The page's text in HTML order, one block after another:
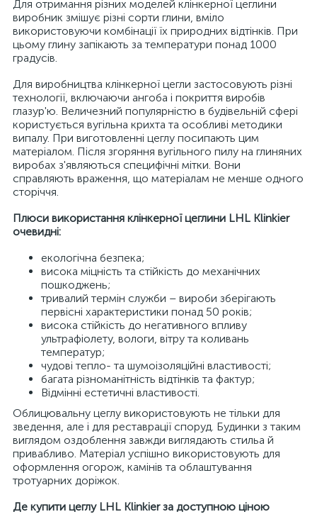
Для отримання різних моделей клінкерної цеглини
виробник змішує різні сорти глини, вміло
використовуючи комбінації їх природних відтінків. При
цьому глину запікають за температури понад 1000
градусів.
Для виробництва клінкерної цегли застосовують різні
технології, включаючи ангоба і покриття виробів
глазур'ю. Величезний популярністю в будівельній сфері
користується вугільна крихта та особливі методики
випалу. При виготовленні цеглу посипають цим
матеріалом. Після згоряння вугільного пилу на глиняних
виробах з'являються специфічні мітки. Вони
справляють враження, що матеріалам не менше одного
сторіччя.
Плюси використання клінкерної цеглини LHL Klinkier
очевидні:
екологічна безпека;
висока міцність та стійкість до механічних
пошкоджень;
тривалий термін служби – вироби зберігають
первісні характеристики понад 50 років;
висока стійкість до негативного впливу
ультрафіолету, вологи, вітру та коливань
температур;
чудові тепло- та шумоізоляційні властивості;
багата різноманітність відтінків та фактур;
Відмінні естетичні властивості.
Облицювальну цеглу використовують не тільки для
зведення, але і для реставрації споруд. Будинки з таким
виглядом оздоблення завжди виглядають стильа й
привабливо. Матеріал успішно використовують для
оформлення огорож, камінів та облаштування
тротуарних доріжок.
Де купити цеглу LHL Klinkier за доступною ціною